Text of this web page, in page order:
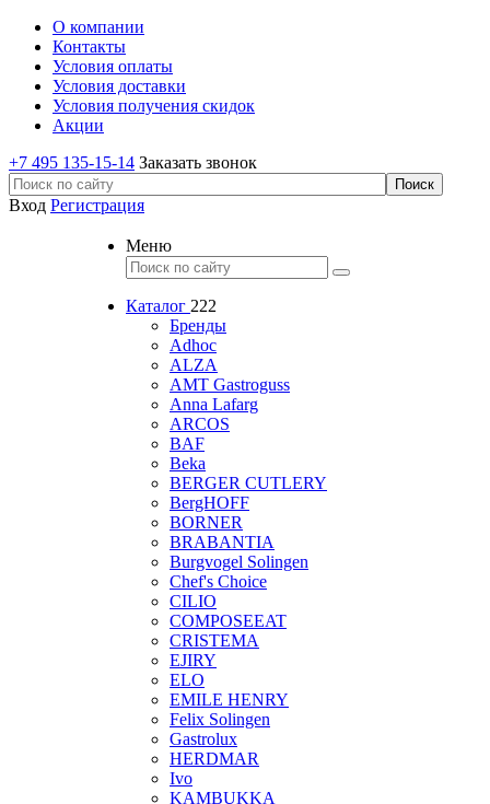
О компании
Контакты
Условия оплаты
Условия доставки
Условия получения скидок
Акции
+7 495 135-15-14 Заказать звонок
Вход Регистрация
Меню
Каталог 222
Бренды
Adhoc
ALZA
AMT Gastroguss
Anna Lafarg
ARCOS
BAF
Beka
BERGER CUTLERY
BergHOFF
BORNER
BRABANTIA
Burgvogel Solingen
Chef's Choice
CILIO
COMPOSEEAT
CRISTEMA
EJIRY
ELO
EMILE HENRY
Felix Solingen
Gastrolux
HERDMAR
Ivo
KAMBUKKA